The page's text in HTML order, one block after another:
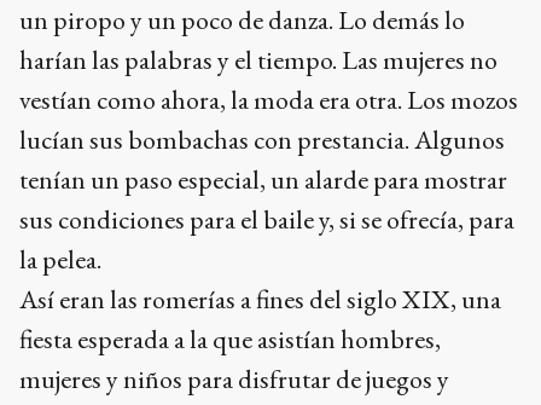
un piropo y un poco de danza. Lo demás lo
harían las palabras y el tiempo. Las mujeres no
vestían como ahora, la moda era otra. Los mozos
lucían sus bombachas con prestancia. Algunos
tenían un paso especial, un alarde para mostrar
sus condiciones para el baile y, si se ofrecía, para
la pelea.
Así eran las romerías a fines del siglo XIX, una
fiesta esperada a la que asistían hombres,
mujeres y niños para disfrutar de juegos y